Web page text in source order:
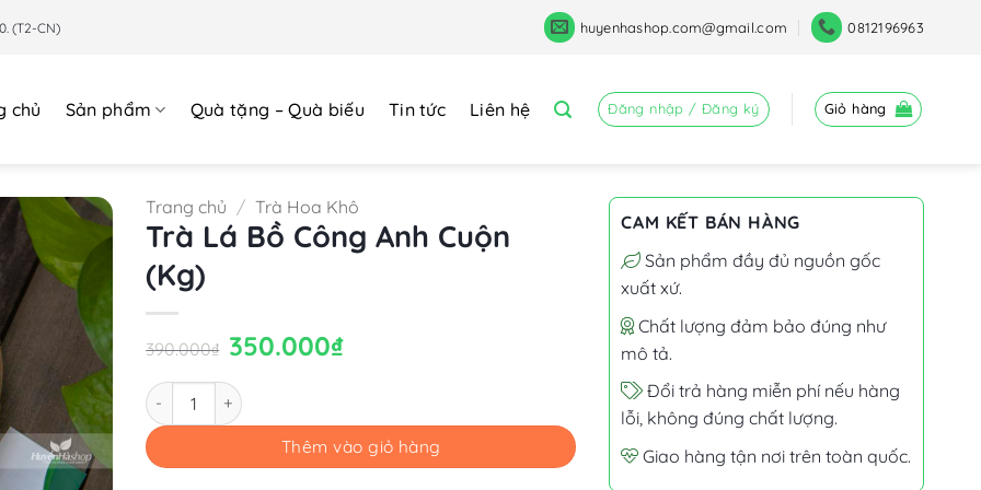
(T2-CN) huyenhashop.com@gmail.com 0812196963
chủ Sản phẩm Quà tặng – Quà biếu Tin tức Liên hệ Đăng nhập / Đăng ký Giỏ hàng
Trang chủ / Trà Hoa Khô
Trà Lá Bồ Công Anh Cuộn
(Kg)
390.000₫ Giá
gốc
390.000₫.
350.000₫Giá
hiện
Số lượng
Thêm vào giỏ hàng
CAM KẾT BÁN HÀNG
Sản phẩm đầy đủ nguồn gốc
xuất xứ.
Chất lượng đảm bảo đúng như
mô tả.
Đổi trả hàng miễn phí nếu hàng
lỗi, không đúng chất lượng.
Giao hàng tận nơi trên toàn quốc.